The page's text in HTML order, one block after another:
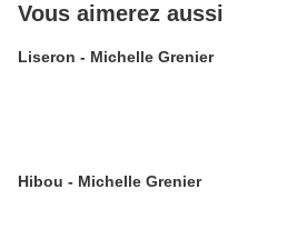
Vous aimerez aussi
Liseron - Michelle Grenier
Hibou - Michelle Grenier